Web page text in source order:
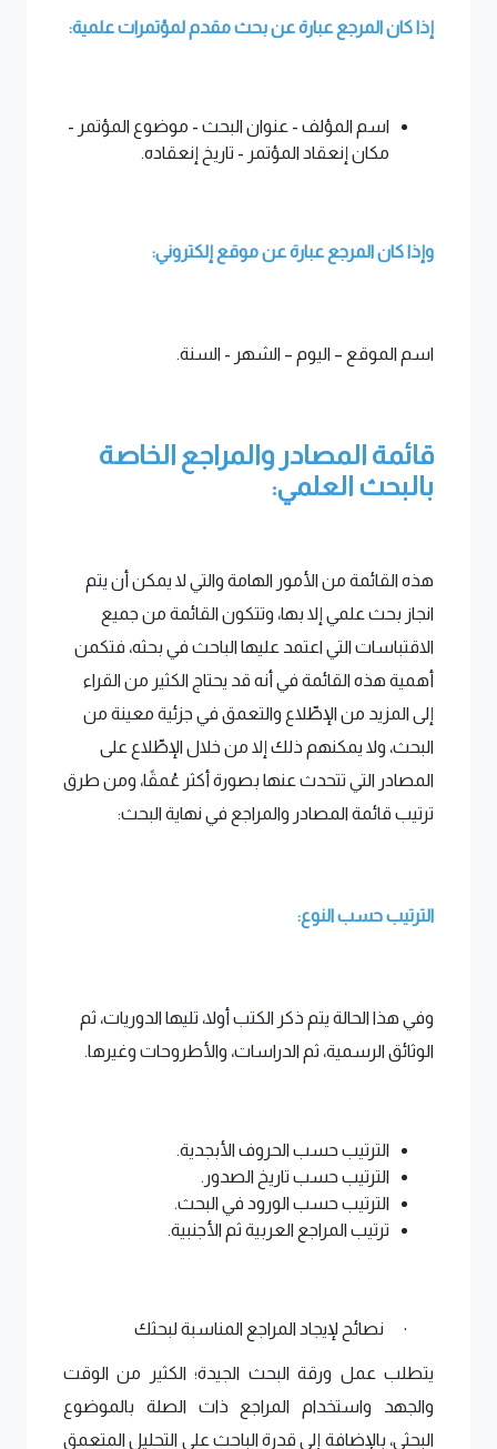
إذا كان المرجع عبارة عن بحث مقدم لمؤتمرات علمية:
اسم المؤلف - عنوان البحث - موضوع المؤتمر -
مكان إنعقاد المؤتمر - تاريخ إنعقاده.
وإذا كان المرجع عبارة عن موقع إلكتروني:
اسم الموقع – اليوم – الشهر - السنة.
قائمة المصادر والمراجع الخاصة
بالبحث العلمي:
هذه القائمة من الأمور الهامة والتي لا يمكن أن يتم
انجاز بحث علمي إلا بها، وتتكون القائمة من جميع
الاقتباسات التي اعتمد عليها الباحث في بحثه، فتكمن
أهمية هذه القائمة في أنه قد يحتاج الكثير من القراء
إلى المزيد من الإطِّلاع والتعمق في جزئية معينة من
البحث، ولا يمكنهم ذلك إلا من خلال الإطِّلاع على
المصادر التي تتحدث عنها بصورة أكثر عُمقًا، ومن طرق
ترتيب قائمة المصادر والمراجع في نهاية البحث:
الترتيب حسب النوع:
وفي هذا الحالة يتم ذكر الكتب أولا، تليها الدوريات، ثم
الوثائق الرسمية، ثم الدراسات، والأطروحات وغيرها.
الترتيب حسب الحروف الأبجدية.
الترتيب حسب تاريخ الصدور.
الترتيب حسب الورود في البحث.
ترتيب المراجع العربية ثم الأجنبية.
· نصائح لإيجاد المراجع المناسبة لبحثك